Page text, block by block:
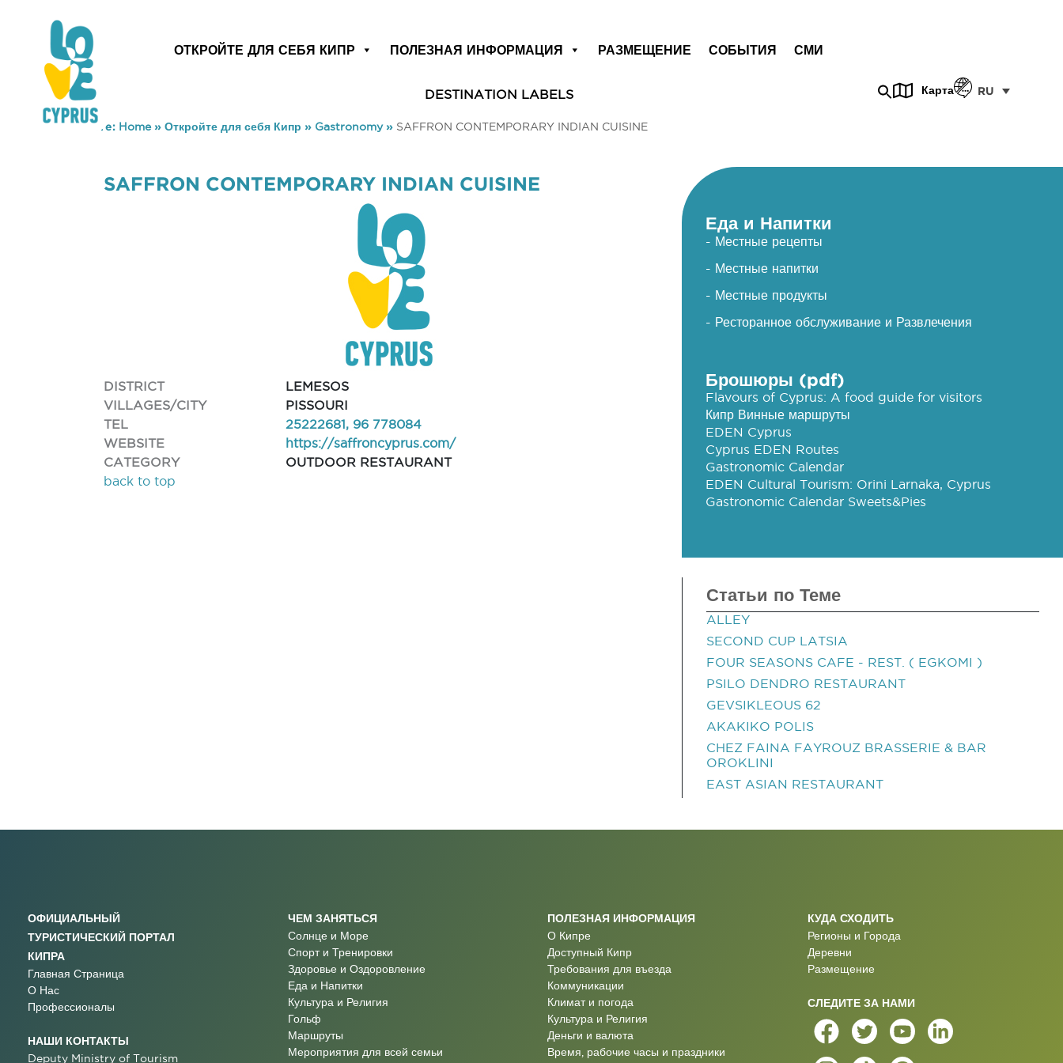
ОТКРОЙТЕ ДЛЯ СЕБЯ КИПР ПОЛЕЗНАЯ ИНФОРМАЦИЯ РАЗМЕЩЕНИЕ СОБЫТИЯ СМИ
DESTINATION LABELS Карта RU
You are here: Home» Откройте для себя Кипр » Gastronomy» SAFFRON CONTEMPORARY INDIAN CUISINE
SAFFRON CONTEMPORARY INDIAN CUISINE
DISTRICT
LEMESOS
VILLAGES/CITY
PISSOURI
TEL
25222681, 96 778084
WEBSITE
https://saffroncyprus.com/
CATEGORY
OUTDOOR RESTAURANT
back to top
Еда и Напитки
- Местные рецепты
- Местные напитки
- Местные продукты
- Ресторанное обслуживание и Развлечения
Брошюры (pdf)
Flavours of Cyprus: A food guide for visitors
Кипр Винные маршруты
EDEN Cyprus
Cyprus EDEN Routes
Gastronomic Calendar
EDEN Cultural Tourism: Orini Larnaka, Cyprus
Gastronomic Calendar Sweets&Pies
Статьи по Теме
ALLEY
SECOND CUP LATSIA
FOUR SEASONS CAFE - REST. ( EGKOMI )
PSILO DENDRO RESTAURANT
GEVSIKLEOUS 62
AKAKIKO POLIS
CHEZ FAINA FAYROUZ BRASSERIE & BAR
OROKLINI
EAST ASIAN RESTAURANT
ОФИЦИАЛЬНЫЙ
ТУРИСТИЧЕСКИЙ ПОРТАЛ
КИПРА
Главная Страница
О Нас
Профессионалы
НАШИ КОНТАКТЫ
Deputy Ministry of Tourism
ЧЕМ ЗАНЯТЬСЯ
Солнце и Море
Спорт и Тренировки
Здоровье и Оздоровление
Еда и Напитки
Культура и Религия
Гольф
Маршруты
Мероприятия для всей семьи
ПОЛЕЗНАЯ ИНФОРМАЦИЯ
О Кипре
Доступный Кипр
Требования для въезда
Коммуникации
Климат и погода
Культура и Религия
Деньги и валюта
Время, рабочие часы и праздники
КУДА СХОДИТЬ
Регионы и Города
Деревни
Размещение
СЛЕДИТЕ ЗА НАМИ